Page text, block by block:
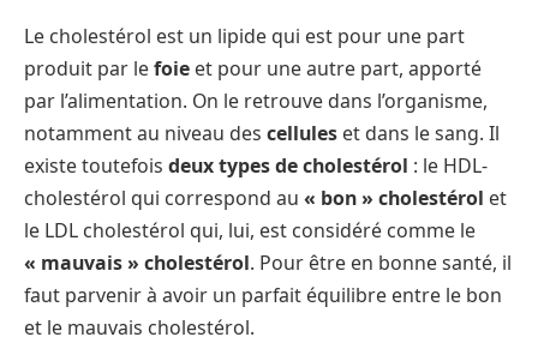
Le cholestérol est un lipide qui est pour une part
produit par lefoie et pour une autre part, apporté
par l’alimentation. On le retrouve dans l’organisme,
notamment au niveau des cellules et dans le sang. Il
existe toutefois deux types de cholestérol : le HDL-
cholestérol qui correspond au « bon » cholestérol et
le LDL cholestérol qui, lui, est considéré comme le
« mauvais » cholestérol. Pour être en bonne santé, il
faut parvenir à avoir un parfait équilibre entre le bon
et le mauvais cholestérol.